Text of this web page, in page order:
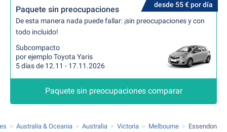
desde 55 € por día
Paquete sin preocupaciones
De esta manera nada puede fallar: ¡sin preocupaciones y con
todo incluido!
Subcompacto
por ejemplo Toyota Yaris
5 días de 12.11 - 17.11.2026
Paquete sin preocupaciones comparar
Australia & Oceania Australia Victoria Melbourne Essendon